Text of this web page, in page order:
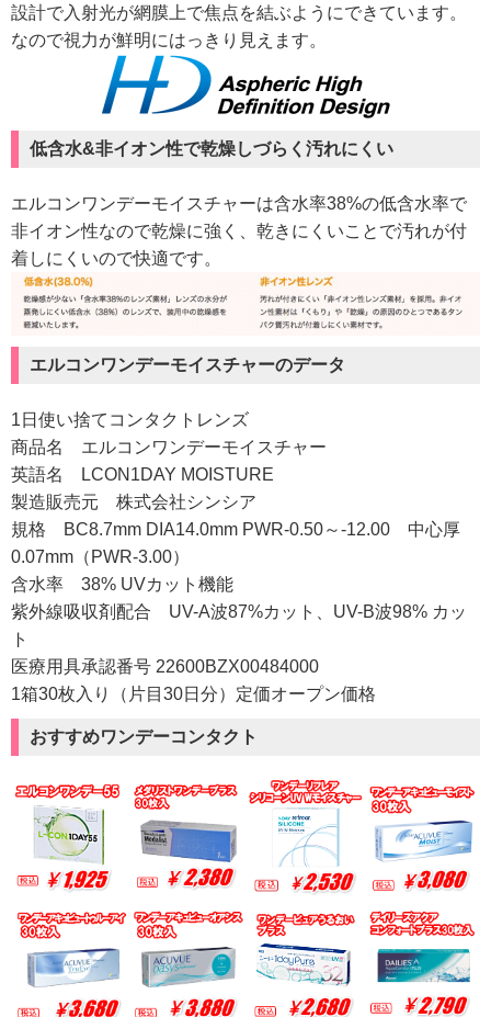
設計で入射光が網膜上で焦点を結ぶようにできています。
なので視力が鮮明にはっきり見えます。
低含水&非イオン性で乾燥しづらく汚れにくい
エルコンワンデーモイスチャーは含水率38%の低含水率で
非イオン性なので乾燥に強く、乾きにくいことで汚れが付
着しにくいので快適です。
エルコンワンデーモイスチャーのデータ
1日使い捨てコンタクトレンズ
商品名 エルコンワンデーモイスチャー
英語名 LCON1DAY MOISTURE
製造販売元 株式会社シンシア
規格 BC8.7mm DIA14.0mm PWR-0.50～-12.00 中心厚
0.07mm（PWR-3.00）
含水率 38% UVカット機能
紫外線吸収剤配合 UV-A波87%カット、UV-B波98% カッ
ト
医療用具承認番号 22600BZX00484000
1箱30枚入り（片目30日分）定価オープン価格
おすすめワンデーコンタクト